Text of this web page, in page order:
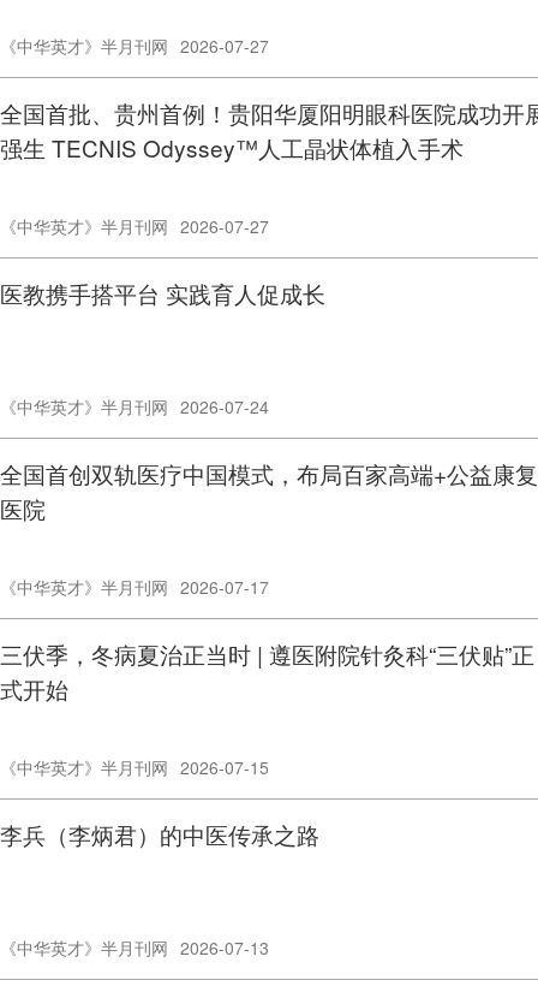
《中华英才》半月刊网 2026-07-27
全国首批、贵州首例！贵阳华厦阳明眼科医院成功开
强生 TECNIS Odyssey™人工晶状体植入手术
《中华英才》半月刊网 2026-07-27
医教携手搭平台 实践育人促成长
《中华英才》半月刊网 2026-07-24
全国首创双轨医疗中国模式，布局百家高端+公益康复
医院
《中华英才》半月刊网 2026-07-17
三伏季，冬病夏治正当时 | 遵医附院针灸科“三伏贴”正
式开始
《中华英才》半月刊网 2026-07-15
李兵（李炳君）的中医传承之路
《中华英才》半月刊网 2026-07-13